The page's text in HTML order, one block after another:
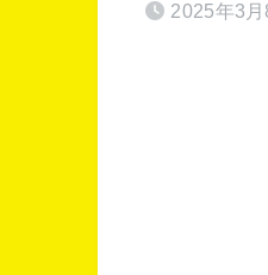
2025年3月